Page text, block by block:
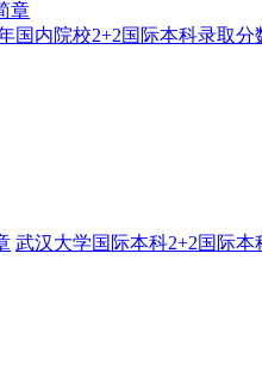
章
国内院校2+2国际本科录取分
武汉大学国际本科2+2国际